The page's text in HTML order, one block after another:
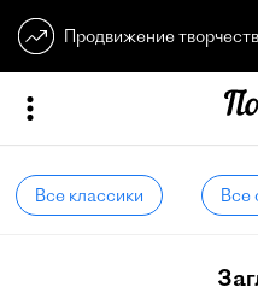
Продвижение
Все классики Все